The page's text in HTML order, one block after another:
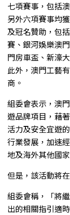
七項賽事，包括
另外六項賽事均
及冠名贊助，包
賽、銀河娛樂澳
門房車盃、新濠
此外，澳門工藝
商。
組委會表示，澳
遊品牌項目，藉
活力及安全宜遊
行業發展，加速
地及海外其他國
但是，該活動將
組委會稱，「將
出的相關指引適